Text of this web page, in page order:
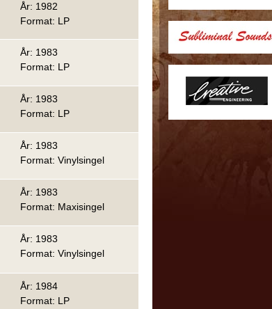
År: 1982
Format: LP
År: 1983
Format: LP
År: 1983
Format: LP
År: 1983
Format: Vinylsingel
År: 1983
Format: Maxisingel
År: 1983
Format: Vinylsingel
År: 1984
Format: LP